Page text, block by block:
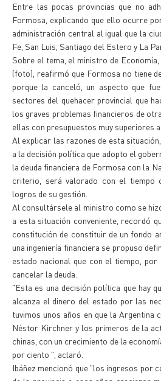
Entre las pocas provincias que no
Formosa, explicando que ello ocurre
administración central al igual que la
Fe, San Luis, Santiago del Estero y La
Sobre el tema, el ministro de
(foto), reafirmó que Formosa no tiene
porque la canceló, un aspecto que
sectores del quehacer provincial que
los graves problemas financieros de
ellas con presupuestos muy superiores
Al explicar las razones de esta
a la decisión política que adopto el
la deuda financiera de Formosa con la
criterio, será valorado con el tiempo
logros de su gestión.
Al consultársele al ministro como se
a esta situación conveniente, recordó
constitución de constituir de un fondo
una ingeniería financiera se propuso
estado nacional que con el tiempo, por
cancelar la deuda.
"Esta es una decisión política que hay
alcanza el dinero del estado por las
tuvimos unos años en que la Argentina
Néstor Kirchner y los primeros de la
chinas, con un crecimiento de la
por ciento ", aclaró.
Ibáñez mencionó que "los ingresos por